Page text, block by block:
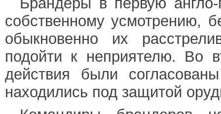
собственному усмотрению,
обыкновенно их
подойти к неприятелю. Во
действия были
находились под защитой